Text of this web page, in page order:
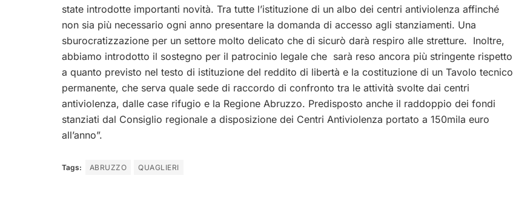
state introdotte importanti novità. Tra tutte l’istituzione di un albo dei centri antiviolenza affinché
non sia più necessario ogni anno presentare la domanda di accesso agli stanziamenti. Una
sburocratizzazione per un settore molto delicato che di sicurò darà respiro alle stretture. Inoltre,
abbiamo introdotto il sostegno per il patrocinio legale che sarà reso ancora più stringente rispetto
a quanto previsto nel testo di istituzione del reddito di libertà e la costituzione di un Tavolo tecnico
permanente, che serva quale sede di raccordo di confronto tra le attività svolte dai centri
antiviolenza, dalle case rifugio e la Regione Abruzzo. Predisposto anche il raddoppio dei fondi
stanziati dal Consiglio regionale a disposizione dei Centri Antiviolenza portato a 150mila euro
all’anno”.
Tags: ABRUZZO QUAGLIERI